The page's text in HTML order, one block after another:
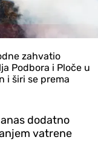
zahvatio
Podbora i Ploče u
i širi se prema
dodatno
vatrene